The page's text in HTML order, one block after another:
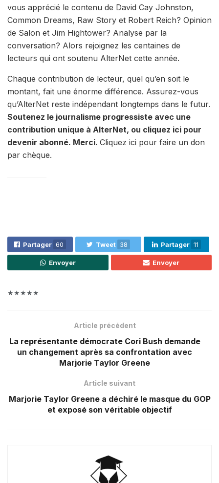
vous apprécié le contenu de David Cay Johnston,
Common Dreams, Raw Story et Robert Reich? Opinion
de Salon et Jim Hightower? Analyse par la
conversation? Alors rejoignez les centaines de
lecteurs qui ont soutenu AlterNet cette année.
Chaque contribution de lecteur, quel qu’en soit le
montant, fait une énorme différence. Assurez-vous
qu’AlterNet reste indépendant longtemps dans le futur.
Soutenez le journalisme progressiste avec une
contribution unique à AlterNet, ou cliquez ici pour
devenir abonné. Merci. Cliquez ici pour faire un don
par chèque.
Partager 60 Tweet 38 Partager 11
Envoyer Envoyer
★★★★★
Article précédent
La représentante démocrate Cori Bush demande
un changement après sa confrontation avec
Marjorie Taylor Greene
Article suivant
Marjorie Taylor Greene a déchiré le masque du GOP
et exposé son véritable objectif